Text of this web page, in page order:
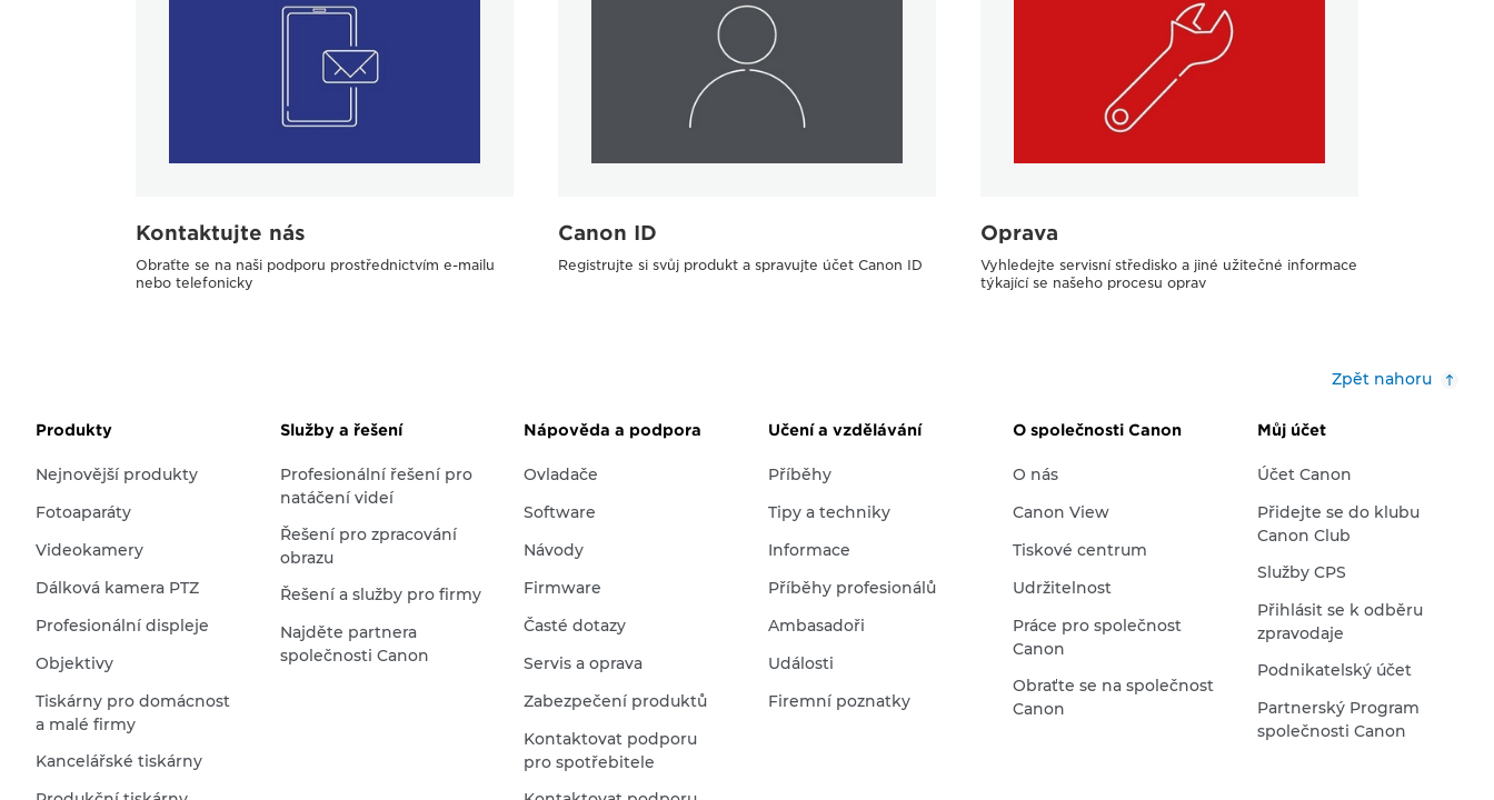
Kontaktujte nás
Obraťte se na naši podporu prostřednictvím e-mailu
nebo telefonicky
Canon ID
Registrujte si svůj produkt a spravujte účet Canon ID
Oprava
Vyhledejte servisní středisko a jiné užitečné informace
týkající se našeho procesu oprav
Zpět nahoru
Produkty
Nejnovější produkty
Fotoaparáty
Videokamery
Dálková kamera PTZ
Profesionální displeje
Objektivy
Tiskárny pro domácnost
a malé firmy
Kancelářské tiskárny
Služby a řešení
Profesionální řešení pro
natáčení videí
Řešení pro zpracování
obrazu
Řešení a služby pro firmy
Najděte partnera
společnosti Canon
Nápověda a podpora
Ovladače
Software
Návody
Firmware
Časté dotazy
Servis a oprava
Zabezpečení produktů
Kontaktovat podporu
pro spotřebitele
Učení a vzdělávání
Příběhy
Tipy a techniky
Informace
Příběhy profesionálů
Ambasadoři
Události
Firemní poznatky
O společnosti Canon
O nás
Canon View
Tiskové centrum
Udržitelnost
Práce pro společnost
Canon
Obraťte se na společnost
Canon
Můj účet
Účet Canon
Přidejte se do klubu
Canon Club
Služby CPS
Přihlásit se k odběru
zpravodaje
Podnikatelský účet
Partnerský Program
společnosti Canon